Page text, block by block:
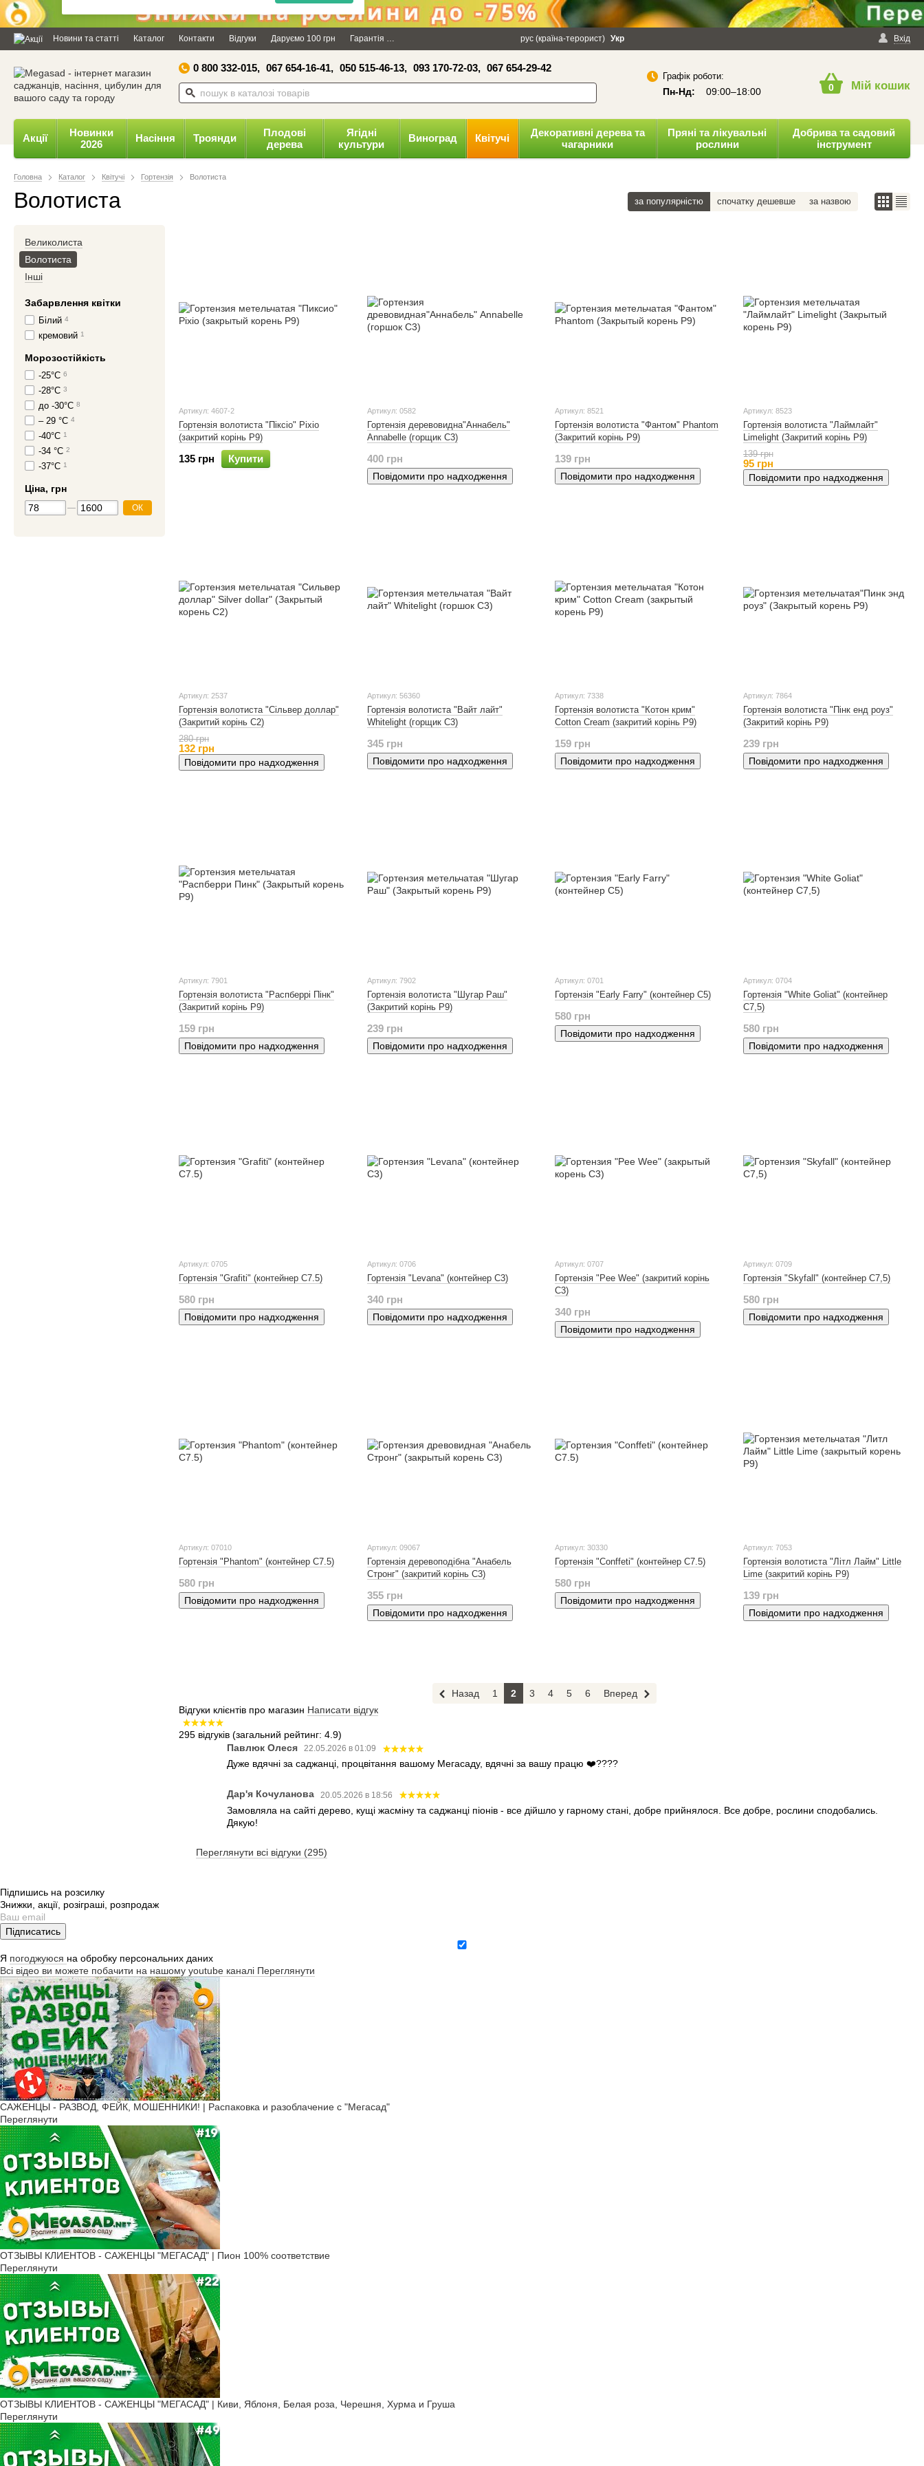
Дозвольте сайту megasad.net
відправляти вам сповіщення на
робочий стіл.
Powered by SendPulse Заборонити Дозволити
×
Новини та статті Каталог Контакти Відгуки Даруємо 100 грн Гарантія Політика конфіденційності Вхід
рус (країна-терорист) Укр
0 800 332-015, 067 654-16-41, 050 515-46-13, 093 170-72-03, 067 654-29-42
Графік роботи:
Пн-Нд: 09:00–18:00 0 Мій кошик
Акції
Новинки
2026
Насіння Троянди
Плодові
дерева
Ягідні
культури
Виноград Квітучі
Декоративні дерева та
чагарники
Пряні та лікувальні
рослини
Добрива та садовий
інструмент
Головна Каталог Квітучі Гортензія Волотиста
Волотиста за популярністю спочатку дешевше за назвою
Артикул: 4607-2
Гортензія волотиста "Піксіо" Pixio
(закритий корінь Р9)
135 грн Купити
Артикул: 0582
Гортензія деревовидна"Аннабель"
Annabelle (горщик С3)
400 грн
Повідомити про надходження
Артикул: 8521
Гортензія волотиста "Фантом" Phantom
(Закритий корінь Р9)
139 грн
Повідомити про надходження
Артикул: 8523
Гортензія волотиста "Лаймлайт"
Limelight (Закритий корінь Р9)
139 грн
95 грн
Повідомити про надходження
Артикул: 2537
Гортензія волотиста "Сільвер доллар"
(Закритий корінь С2)
280 грн
132 грн
Повідомити про надходження
Артикул: 56360
Гортензія волотиста "Вайт лайт"
Whitelight (горщик С3)
345 грн
Повідомити про надходження
Артикул: 7338
Гортензія волотиста "Котон крим"
Cotton Cream (закритий корінь P9)
159 грн
Повідомити про надходження
Артикул: 7864
Гортензія волотиста "Пінк енд роуз"
(Закритий корінь P9)
239 грн
Повідомити про надходження
Артикул: 7901
Гортензія волотиста "Распберрі Пінк"
(Закритий корінь P9)
159 грн
Повідомити про надходження
Артикул: 7902
Гортензія волотиста "Шугар Раш"
(Закритий корінь P9)
239 грн
Повідомити про надходження
Артикул: 0701
Гортензія "Early Farry" (контейнер С5)
580 грн
Повідомити про надходження
Артикул: 0704
Гортензія "White Goliat" (контейнер
С7,5)
580 грн
Повідомити про надходження
Артикул: 0705
Гортензія "Grafiti" (контейнер С7.5)
580 грн
Повідомити про надходження
Артикул: 0706
Гортензія "Levana" (контейнер С3)
340 грн
Повідомити про надходження
Артикул: 0707
Гортензія "Pee Wee" (закритий корінь
С3)
340 грн
Повідомити про надходження
Артикул: 0709
Гортензія "Skyfall" (контейнер С7,5)
580 грн
Повідомити про надходження
Артикул: 07010
Гортензія "Phantom" (контейнер С7.5)
580 грн
Повідомити про надходження
Артикул: 09067
Гортензія деревоподібна "Анабель
Стронг" (закритий корінь С3)
355 грн
Повідомити про надходження
Артикул: 30330
Гортензія "Conffeti" (контейнер С7.5)
580 грн
Повідомити про надходження
Артикул: 7053
Гортензія волотиста "Літл Лайм" Little
Lime (закритий корінь Р9)
139 грн
Повідомити про надходження
Назад 1 2 3 4 5 6
Вперед
Відгуки клієнтів про магазин Написати відгук
295 відгуків (загальний рейтинг: 4.9)
Павлюк Олеся
22.05.2026 в 01:09
Дуже вдячні за саджанці, процвітання вашому Мегасаду, вдячні за вашу працю ❤️????
Дар'я Кочуланова 20.05.2026 в 18:56
Замовляла на сайті дерево, кущі жасміну та саджанці піонів - все дійшло у гарному стані, добре прийнялося. Все добре, рослини сподобались.
Дякую!
Переглянути всі відгуки (295)
Великолиста
Волотиста
Інші
Забарвлення квітки
Білий 4
кремовий 1
Морозостійкість
-25°C 6
-28°C 3
до -30°С 8
– 29 °С 4
-40°C 1
-34 °C 2
-37°C 1
Ціна, грн
ОК
Підпишись на розсилку
Знижки, акції, розіграші, розпродаж
Підписатись
Я погоджуюся на обробку персональних даних
Всі відео ви можете побачити на нашому youtube каналі Переглянути
САЖЕНЦЫ - РАЗВОД, ФЕЙК, МОШЕННИКИ! | Распаковка и разоблачение с "Мегасад"
Переглянути
ОТЗЫВЫ КЛИЕНТОВ - САЖЕНЦЫ "МЕГАСАД" | Пион 100% соответствие
Переглянути
ОТЗЫВЫ КЛИЕНТОВ - САЖЕНЦЫ "МЕГАСАД" | Киви, Яблоня, Белая роза, Черешня, Хурма и Груша
Переглянути